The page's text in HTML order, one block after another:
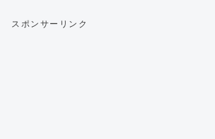
スポンサーリンク